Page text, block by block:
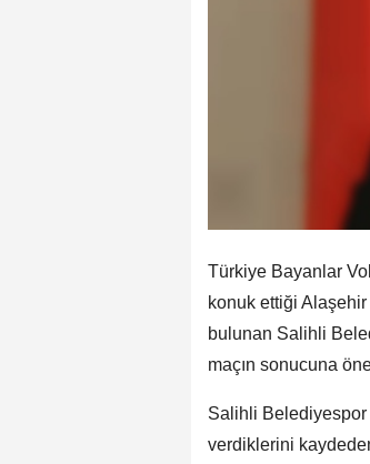
Türkiye Bayanlar
konuk ettiği
bulunan Salihli
maçın sonucuna
Salihli Belediyespor
verdiklerini